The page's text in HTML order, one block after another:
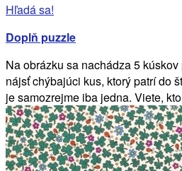
Hľadá sa!
Doplň puzzle
Na obrázku sa nachádza 5
nájsť chýbajúci kus, ktorý patrí do
je samozrejme iba jedna. Viete,